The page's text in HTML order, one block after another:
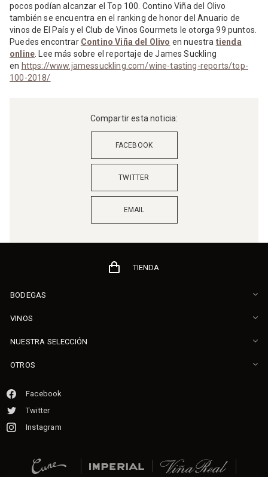
pocos podían alcanzar el Top 100. Contino Viña del Olivo
también se encuentra en el ranking de honor del Anuario de
vinos de El País y el Club de Vinos Gourmets le otorga 99 puntos.
Puedes encontrar Contino Viña del Olivo en nuestra tienda
online . Lee más sobre el reportaje de James Suckling
en https://www.jamessuckling.com/wine-tasting-reports/top-
100-2018/
Compartir esta noticia:
FACEBOOK
TWITTER
EMAIL
Facebook
Twitter
Instagram
BODEGAS
VINOS
NUESTRA SELECCIÓN
OTROS
TIENDA